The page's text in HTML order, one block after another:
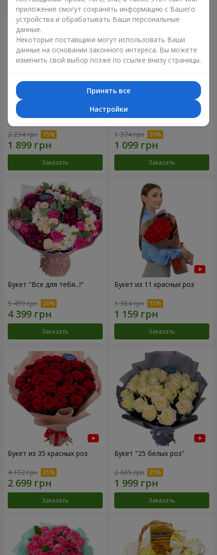
Букет "Цветочное Selfie!"
2 234 грн
Заказать
Букет "Яркие солнышки!"
1 374 грн
Заказать
Букет "Все для тебя...!"
5 499 грн
Заказать
Букет из 11 красных роз
1 364 грн
Заказать
Букет из 35 красных роз
4 152 грн
Заказать
Букет "25 белых роз"
2 665 грн
Заказать
приложение смогут сохранять информацию с Вашего
устройства и обрабатывать Ваши персональные
данные.
Некоторые поставщики могут использовать Ваши
данные на основании законного интереса. Вы можете
изменить свой выбор позже по ссылке внизу страницы.
Принять все
Настройки